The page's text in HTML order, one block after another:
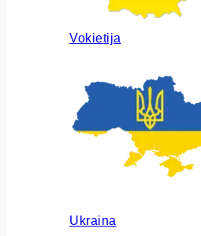
Vokietija
Ukraina